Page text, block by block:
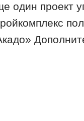
один проект